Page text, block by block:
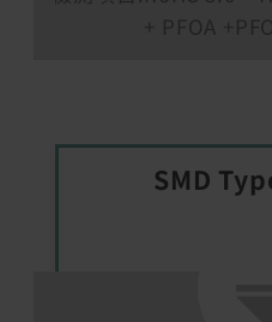
+ PFOA
SMD